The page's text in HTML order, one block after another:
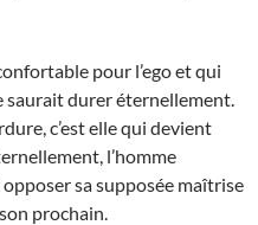
pour l’ego et qui
saurait durer éternellement.
c’est elle qui devient
l’homme
sa supposée maîtrise
prochain.